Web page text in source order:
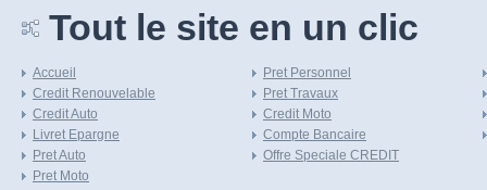
Tout le site en un clic
Accueil
Credit Renouvelable
Credit Auto
Livret Epargne
Pret Auto
Pret Moto
Pret Personnel
Pret Travaux
Credit Moto
Compte Bancaire
Offre Speciale CREDIT